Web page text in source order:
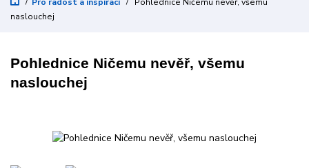
naslouchej
Pohlednice Ničemu nevěř, všemu
naslouchej